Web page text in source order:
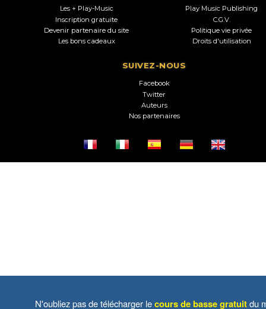
Les + Play-Music
Inscription gratuite
Devenir partenaire du site
Les bons cadeaux
Play Music Publishing
C.G.V.
Politique vie privée
Droits d'utilisation
SUIVEZ-NOUS
Facebook
Twitter
Auteurs
Nos partenaires
N'oubliez pas de télécharger lecours de basse gratuitdu